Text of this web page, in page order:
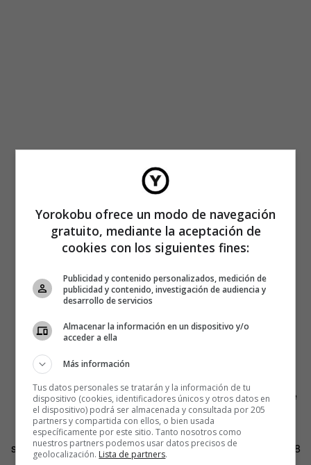
El 54% de la población mundial vive en las ciudades y se
prevé que en 2050 llegará al 66%,según calcula la
Organización de las Naciones Unidas. En 2007 ya se
superó el número de población urbana a la rural. Ahora, 28
Yorokobu ofrece un modo de navegación
gratuito, mediante la aceptación de
cookies con los siguientes fines:
Publicidad y contenido personalizados, medición de
publicidad y contenido, investigación de audiencia y
desarrollo de servicios
Almacenar la información en un dispositivo y/o
acceder a ella
Más información
Tus datos personales se tratarán y la información de tu
dispositivo (cookies, identificadores únicos y otros datos en
el dispositivo) podrá ser almacenada y consultada por 205
partners y compartida con ellos, o bien usada
específicamente por este sitio. Tanto nosotros como
nuestros partners podemos usar datos precisos de
geolocalización. Lista de partners.